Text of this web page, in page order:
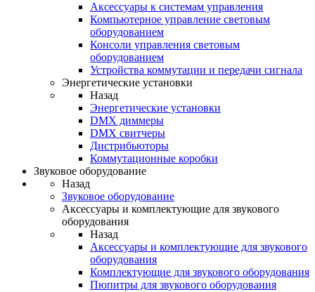
Аксессуары к системам управления
Компьютерное управление световым
оборудованием
Консоли управления световым
оборудованием
Устройства коммутации и передачи сигнала
Энергетические установки
Назад
Энергетические установки
DMX диммеры
DMX свитчеры
Дистрибьюторы
Коммутационные коробки
Звуковое оборудование
Назад
Звуковое оборудование
Аксессуары и комплектующие для звукового
оборудования
Назад
Аксессуары и комплектующие для звукового
оборудования
Комплектующие для звукового оборудования
Пюпитры для звукового оборудования